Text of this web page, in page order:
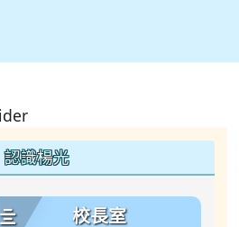
左邊區域內容
認識楊光
校長室